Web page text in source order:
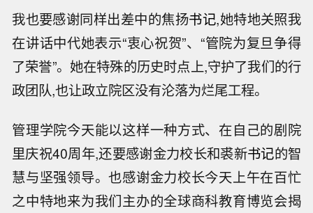
我也要感谢同样出差中的焦扬书记,她特地关照我
在讲话中代她表示“衷心祝贺”、“管院为复旦争得
了荣誉”。她在特殊的历史时点上,守护了我们的行
政团队,也让政立院区没有沦落为烂尾工程。
管理学院今天能以这样一种方式、在自己的剧院
里庆祝40周年,还要感谢金力校长和裘新书记的智
慧与坚强领导。也感谢金力校长今天上午在百忙
之中特地来为我们主办的全球商科教育博览会揭